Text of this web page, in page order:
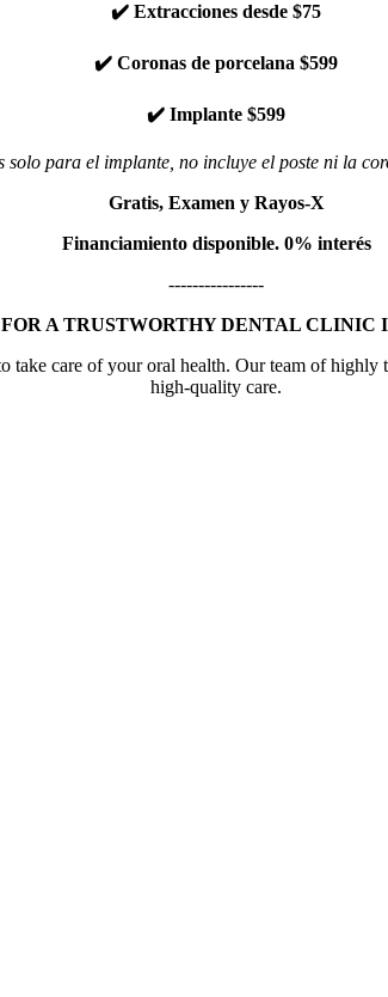
✔️ Extracciones desde $75
✔️ Coronas de porcelana $599
✔️ Implante $599
solo para el implante, no incluye el poste ni la
Gratis, Examen y Rayos-X
Financiamiento disponible. 0% interés
----------------
A TRUSTWORTHY DENTAL CLINIC
care of your oral health. Our team of
high-quality care.